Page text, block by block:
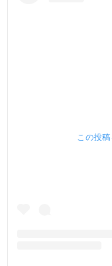
この投